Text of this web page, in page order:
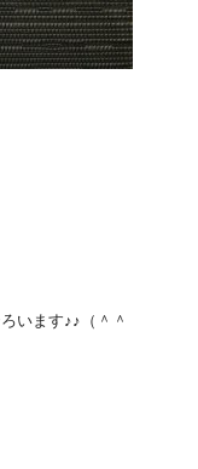
います♪♪（＾＾